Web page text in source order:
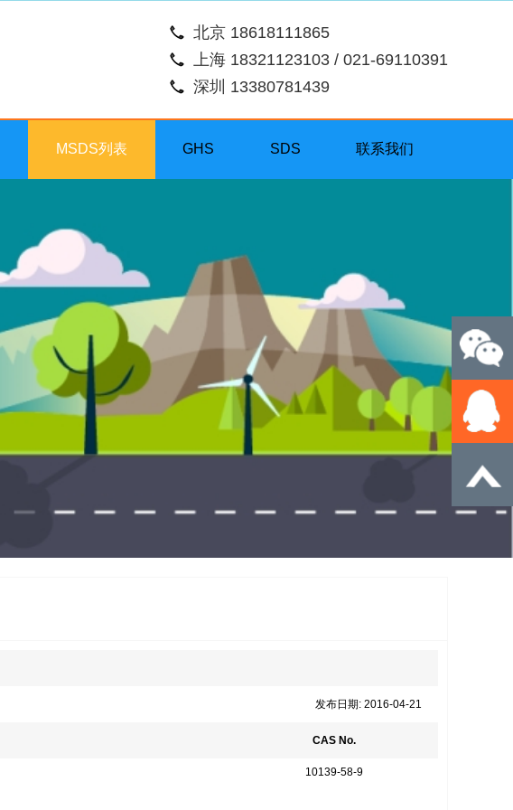
北京 18618111865
上海 18321123103 / 021-69110391
深圳 13380781439
MSDS列表 GHS SDS 联系我们
发布日期: 2016-04-21
CAS No.
10139-58-9